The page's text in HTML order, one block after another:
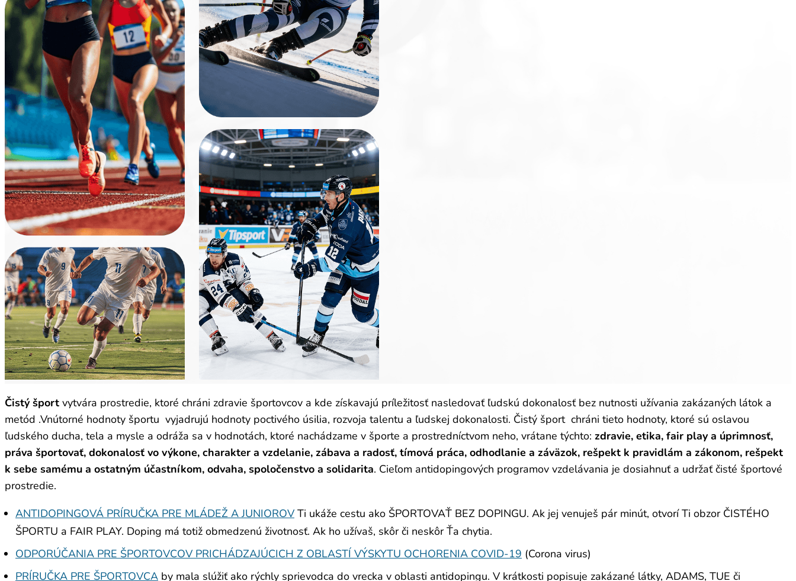
Čistý šport vytvára prostredie, ktoré chráni zdravie športovcov a kde získavajú príležitosť nasledovať ľudskú dokonalosť bez nutnosti užívania zakázaných látok a
metód .Vnútorné hodnoty športu vyjadrujú hodnoty poctivého úsilia, rozvoja talentu a ľudskej dokonalosti. Čistý šport chráni tieto hodnoty, ktoré sú oslavou
ľudského ducha, tela a mysle a odráža sa v hodnotách, ktoré nachádzame v športe a prostredníctvom neho, vrátane týchto: zdravie, etika, fair play a úprimnosť,
práva športovať, dokonalosť vo výkone, charakter a vzdelanie, zábava a radosť, tímová práca, odhodlanie a záväzok, rešpekt k pravidlám a zákonom, rešpekt
k sebe samému a ostatným účastníkom, odvaha, spoločenstvo a solidarita. Cieľom antidopingových programov vzdelávania je dosiahnuť a udržať čisté športové
prostredie.
ANTIDOPINGOVÁ PRÍRUČKA PRE MLÁDEŽ A JUNIOROV Ti ukáže cestu ako ŠPORTOVAŤ BEZ DOPINGU. Ak jej venuješ pár minút, otvorí Ti obzor ČISTÉHO
ŠPORTU a FAIR PLAY. Doping má totiž obmedzenú životnosť. Ak ho užívaš, skôr či neskôr Ťa chytia.
ODPORÚČANIA PRE ŠPORTOVCOV PRICHÁDZAJÚCICH Z OBLASTÍ VÝSKYTU OCHORENIA COVID-19 (Corona virus)
PRÍRUČKA PRE ŠPORTOVCA by mala slúžiť ako rýchly sprievodca do vrecka v oblasti antidopingu. V krátkosti popisuje zakázané látky, ADAMS, TUE či